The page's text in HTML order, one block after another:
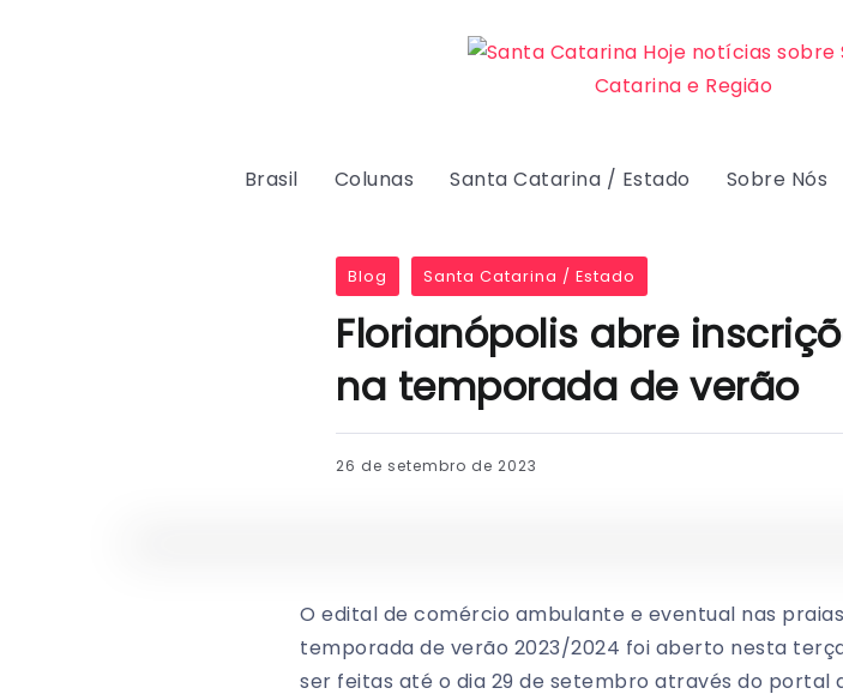
Brasil Colunas Santa Catarina / Estado Sobre Nós
Blog Santa Catarina / Estado
Florianópolis abre
na temporada de verão
26 de setembro de 2023
O edital de comércio ambulante e eventual nas
temporada de verão 2023/2024 foi aberto nesta
ser feitas até o dia 29 de setembro através do portal